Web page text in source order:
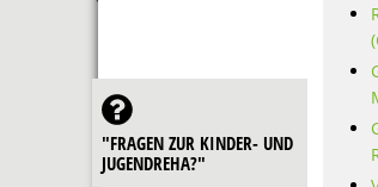
"FRAGEN ZUR KINDER- UND
JUGENDREHA?"